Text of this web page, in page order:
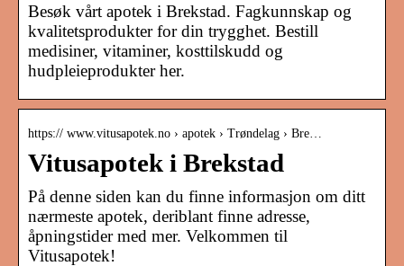
Besøk vårt apotek i Brekstad. Fagkunnskap og
kvalitetsprodukter for din trygghet. Bestill
medisiner, vitaminer, kosttilskudd og
hudpleieprodukter her.
https:// www.vitusapotek.no › apotek › Trøndelag › Bre…
Vitusapotek i Brekstad
På denne siden kan du finne informasjon om ditt
nærmeste apotek, deriblant finne adresse,
åpningstider med mer. Velkommen til
Vitusapotek!